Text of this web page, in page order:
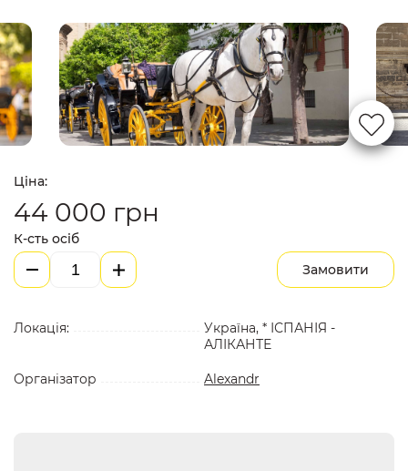
Ціна:
44 000 грн
К-сть осіб
Замовити
Локація:
Україна, * ІСПАНІЯ -
АЛІКАНТЕ
Організатор Alexandr